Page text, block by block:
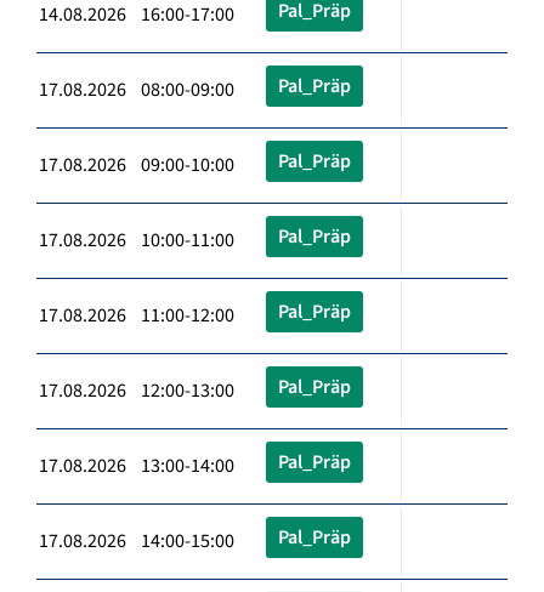
14.08.2026 16:00-17:00 Pal_Präp
17.08.2026 08:00-09:00 Pal_Präp
17.08.2026 09:00-10:00 Pal_Präp
17.08.2026 10:00-11:00 Pal_Präp
17.08.2026 11:00-12:00 Pal_Präp
17.08.2026 12:00-13:00 Pal_Präp
17.08.2026 13:00-14:00 Pal_Präp
17.08.2026 14:00-15:00 Pal_Präp